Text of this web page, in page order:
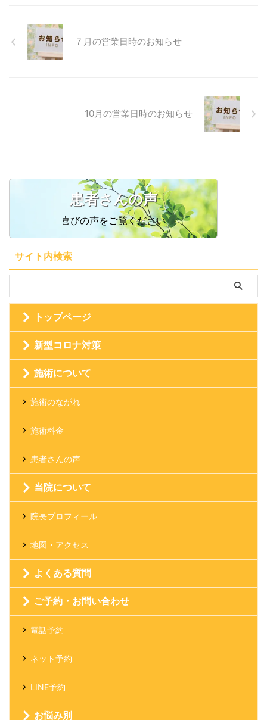
７月の営業日時のお知らせ
10月の営業日時のお知らせ
患者さんの声
喜びの声をご覧ください
サイト内検索
トップページ
新型コロナ対策
施術について
施術のながれ
施術料金
患者さんの声
当院について
院長プロフィール
地図・アクセス
よくある質問
ご予約・お問い合わせ
電話予約
ネット予約
LINE予約
お悩み別